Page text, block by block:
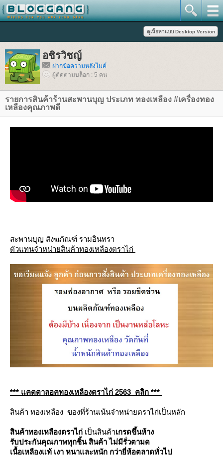
อชิรวิชญ์
ฝากข้อความหลังไมค์
ผู้ติดตามบล็อก : 5 คน
รายการสินค้าร้านสะพานบุญ ประเภท ทองเหลือง #เครื่องทอง
เหลืองคุณภาพดี
สะพานบุญ สังฆภัณฑ์ รามอินทรา
ตัวแทนจำหน่ายสินค้าทองเหลืองตราไก่
*** แคตตาลอคทองเหลืองตราไก่ 2563 คลิก ***
สินค้า ทองเหลือง ของที่ร้านเน้นจำหน่ายตราไก่เป็นหลัก
สินค้าทองเหลืองตราไก่ เป็นสินค้าเกรดขึ้นห้าง
รับประกันคุณภาพทุกชิ้น สินค้า ไม่มีรั่วตามด
เนื้อเหลืองแท้ เงา หนาและหนัก กว่ายี่ห้อตลาดทั่วไป